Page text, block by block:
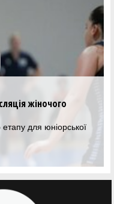
жіночого
для юніорської